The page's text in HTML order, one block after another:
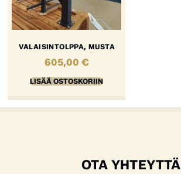
VALAISINTOLPPA, MUSTA
605,00 €
LISÄÄ OSTOSKORIIN
OTA YHTEYTTÄ